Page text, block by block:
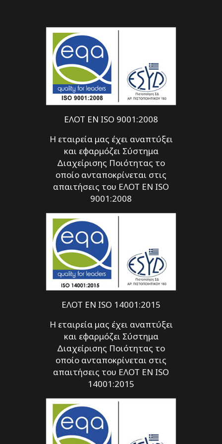
ΕΛΟΤ EN ISO 9001:2008
Η εταιρεία μας έχει αναπτύξει
και εφαρμόζει Σύστημα
Διαχείρισης Ποιότητας το
οποίο ανταποκρίνεται στις
απαιτήσεις του ΕΛΟΤ EN ISO
9001:2008
ΕΛΟΤ EN ISO 14001:2015
Η εταιρεία μας έχει αναπτύξει
και εφαρμόζει Σύστημα
Διαχείρισης Ποιότητας το
οποίο ανταποκρίνεται στις
απαιτήσεις του ΕΛΟΤ EN ISO
14001:2015